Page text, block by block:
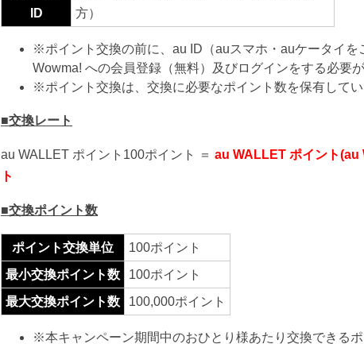
ID
方）
※ポイント交換の前に、au ID（auスマホ・auケータイを
Wowma! への会員登録（無料）及びログインをする必要が
※ポイント交換は、交換に必要なポイント数を保有してい
■交換レート
au WALLET ポイント100ポイント ＝ au WALLET ポイント(au
ト
■交換ポイント数
ポイント交換単位
100ポイント
最小交換ポイント数
100ポイント
最大交換ポイント数
100,000ポイント
※本キャンペーン期間中のおひとり様あたり交換できる